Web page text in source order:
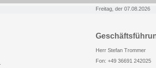
Freitag, der 07.08.2026
Herr Stefan Trommer
Fon: +49 36691 242025